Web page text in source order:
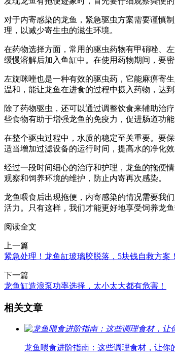
对于内寄感染的龙鱼，紧急驱虫方案需要谨慎
理，以减少寄生虫的滋生环境。
在药物选择方面，常用的驱虫药物有甲硝唑、
缓慢溶解后加入鱼缸中。在使用药物期间，要
左旋咪唑也是一种有效的驱虫药，它能麻痹寄
温和，能让龙鱼在进食的过程中摄入药物，达到
除了药物驱虫，还可以通过调整饮食来辅助治
些食物有助于增强龙鱼的免疫力，促进肠道功
在整个驱虫过程中，水质的稳定至关重要。要
适当增加过滤设备的运行时间，提高水的净化效
经过一段时间细心的治疗和护理，龙鱼的拖便
观察和饲养环境的维护，防止内寄再次感染。
龙鱼喂食后出现拖便，内寄感染的情况需要我
活力。只有这样，我们才能更好地享受饲养龙
阅读全文
上一篇
紧急处理！龙鱼缸玻璃胶脱落，5块钱自救方案！
下一篇
龙鱼缸造浪泵功率选择，太小太大都有危害！
相关文章
龙鱼喂食进阶指南：这些调理食材，让你